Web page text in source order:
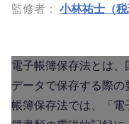
監修者： 小林祐士（税
電子帳簿保存法とは
データで保存する際
帳簿保存法では、「